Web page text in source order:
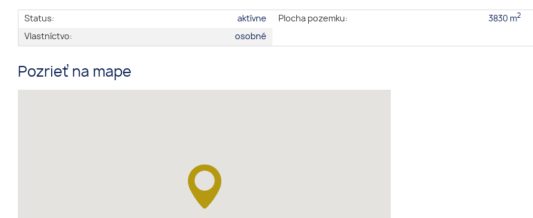
Status:
aktívne
Vlastníctvo:
osobné
Plocha pozemku: 3830 m2
Pozrieť na mape